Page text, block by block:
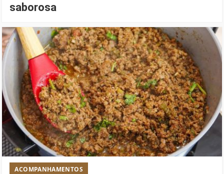
saborosa
ACOMPANHAMENTOS